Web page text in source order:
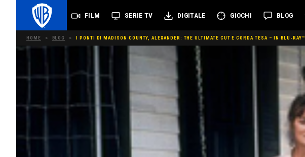
FILM SERIE TV DIGITALE GIOCHI BLOG
HOME > BLOG > I PONTI DI MADISON COUNTY, ALEXANDER: THE ULTIMATE CUT E CORDA TESA – IN BLU-RAY™